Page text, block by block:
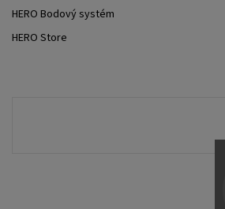
HERO Bodový systém
HERO Store